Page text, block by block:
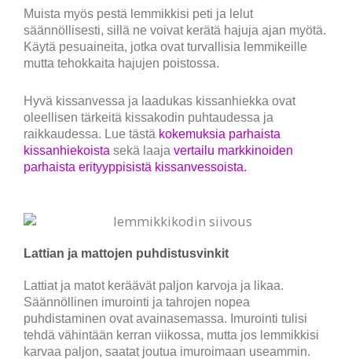
Muista myös pestä lemmikkisi peti ja lelut
säännöllisesti, sillä ne voivat kerätä hajuja ajan myötä.
Käytä pesuaineita, jotka ovat turvallisia lemmikeille
mutta tehokkaita hajujen poistossa.
Hyvä kissanvessa ja laadukas kissanhiekka ovat
oleellisen tärkeitä kissakodin puhtaudessa ja
raikkaudessa. Lue tästä kokemuksia parhaista
kissanhiekoista sekä laaja vertailu markkinoiden
parhaista erityyppisistä kissanvessoista.
Lattian ja mattojen puhdistusvinkit
Lattiat ja matot keräävät paljon karvoja ja likaa.
Säännöllinen imurointi ja tahrojen nopea
puhdistaminen ovat avainasemassa. Imurointi tulisi
tehdä vähintään kerran viikossa, mutta jos lemmikkisi
karvaa paljon, saatat joutua imuroimaan useammin.